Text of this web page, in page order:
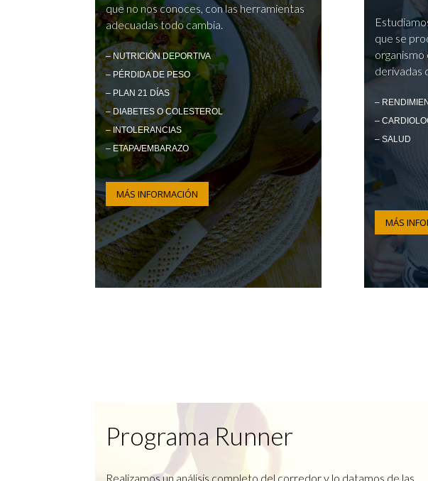
que no nos conoces, con las herramientas
adecuadas todo cambia.
– NUTRICIÓN DEPORTIVA
– PÉRDIDA DE PESO
– PLAN 21 DÍAS
– DIABETES O COLESTEROL
– INTOLERANCIAS
– ETAPA/EMBARAZO
MÁS INFORMACIÓN
que se
organismo
derivadas
–
–
– SALUD
MÁS
Programa Runner
Realizamos un análisis completo del corredor y lo datamos de las